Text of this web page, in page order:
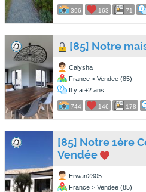
396 163 71
[85] Notre
Calysha
France > Vendee (85)
Il y a +2 ans
744 146 178
[85] Notre 1ère
Vendée
Erwan2305
France > Vendee (85)